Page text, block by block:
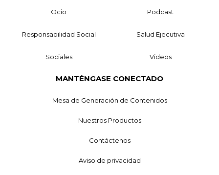
Ocio Podcast
Responsabilidad Social Salud Ejecutiva
Sociales Videos
MANTÉNGASE CONECTADO
Mesa de Generación de Contenidos
Nuestros Productos
Contáctenos
Aviso de privacidad